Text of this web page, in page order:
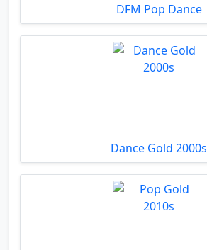
DFM Pop Dance
Dance Gold 2000s